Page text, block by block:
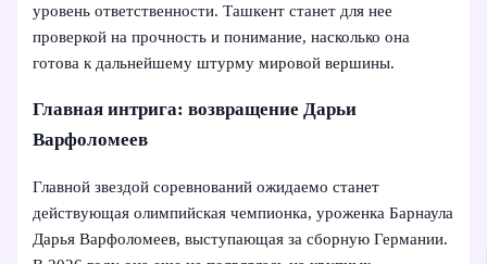
уровень ответственности. Ташкент станет для нее
проверкой на прочность и понимание, насколько она
готова к дальнейшему штурму мировой вершины.
Главная интрига: возвращение Дарьи
Варфоломеев
Главной звездой соревнований ожидаемо станет
действующая олимпийская чемпионка, уроженка Барнаула
Дарья Варфоломеев, выступающая за сборную Германии.